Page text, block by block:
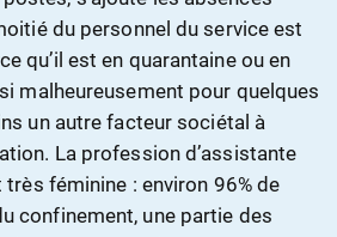
du personnel du service est
qu’il est en quarantaine ou en
malheureusement pour quelques
un autre facteur sociétal à
La profession d’assistante
féminine : environ 96% de
confinement, une partie des